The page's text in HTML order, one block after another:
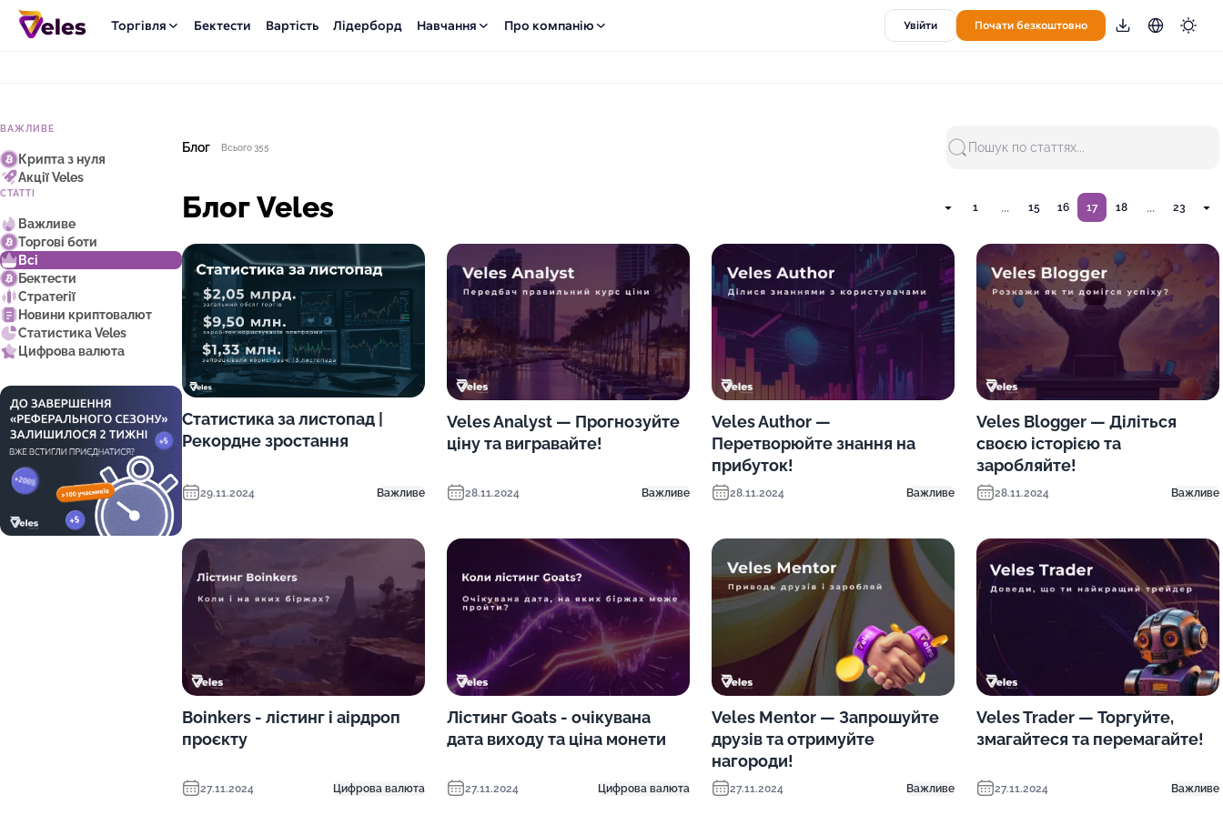
Торгівля Бектести Вартість Лідерборд Навчання Про компанію Увійти Почати безкоштовно
ВАЖЛИВЕ
Крипта з нуля
Акції Veles
СТАТТІ
Важливе
Торгові боти
Всі
Бектести
Стратегії
Новини криптовалют
Статистика Veles
Цифрова валюта
Блог Всього 355 Пошук по статтях...
Блог Veles 1 ... 15 16 17 18 ... 23
Статистика за листопад |
Рекордне зростання
29.11.2024 Важливе
Veles Analyst — Прогнозуйте
ціну та вигравайте!
28.11.2024 Важливе
Veles Author —
Перетворюйте знання на
прибуток!
28.11.2024 Важливе
Veles Blogger — Діліться
своєю історією та
заробляйте!
28.11.2024 Важливе
Boinkers - лістинг і аірдроп
проєкту
27.11.2024 Цифрова валюта
Лістинг Goats - очікувана
дата виходу та ціна монети
27.11.2024 Цифрова валюта
Veles Mentor — Запрошуйте
друзів та отримуйте
нагороди!
27.11.2024 Важливе
Veles Trader — Торгуйте,
змагайтеся та перемагайте!
27.11.2024 Важливе